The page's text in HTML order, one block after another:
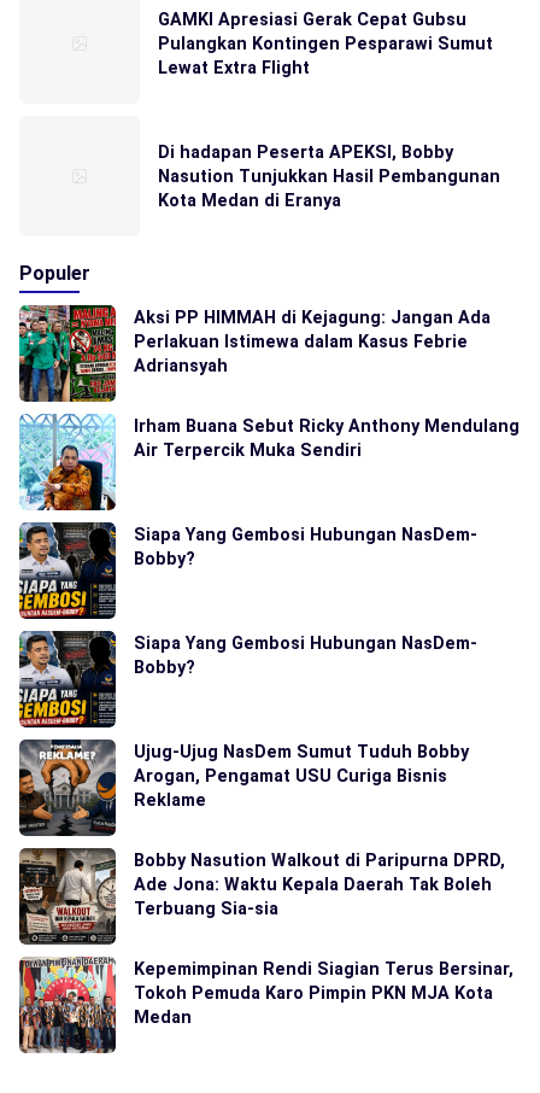
GAMKI Apresiasi Gerak Cepat Gubsu
Pulangkan Kontingen Pesparawi Sumut
Lewat Extra Flight
Di hadapan Peserta APEKSI, Bobby
Nasution Tunjukkan Hasil Pembangunan
Kota Medan di Eranya
Populer
Aksi PP HIMMAH di Kejagung: Jangan Ada
Perlakuan Istimewa dalam Kasus Febrie
Adriansyah
Irham Buana Sebut Ricky Anthony Mendulang
Air Terpercik Muka Sendiri
Siapa Yang Gembosi Hubungan NasDem-
Bobby?
Siapa Yang Gembosi Hubungan NasDem-
Bobby?
Ujug-Ujug NasDem Sumut Tuduh Bobby
Arogan, Pengamat USU Curiga Bisnis
Reklame
Bobby Nasution Walkout di Paripurna DPRD,
Ade Jona: Waktu Kepala Daerah Tak Boleh
Terbuang Sia-sia
Kepemimpinan Rendi Siagian Terus Bersinar,
Tokoh Pemuda Karo Pimpin PKN MJA Kota
Medan